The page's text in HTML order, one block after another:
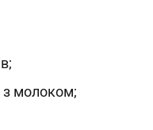
з молоком;